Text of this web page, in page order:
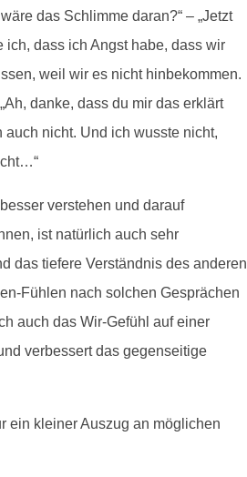
das Schlimme daran?“ – „Jetzt
ich, dass ich Angst habe, dass wir
weil wir es nicht hinbekommen.
danke, dass du mir das erklärt
nicht. Und ich wusste nicht,
verstehen und darauf
ist natürlich auch sehr
das tiefere Verständnis des anderen
Fühlen nach solchen Gesprächen
auch das Wir-Gefühl auf einer
verbessert das gegenseitige
ein kleiner Auszug an möglichen